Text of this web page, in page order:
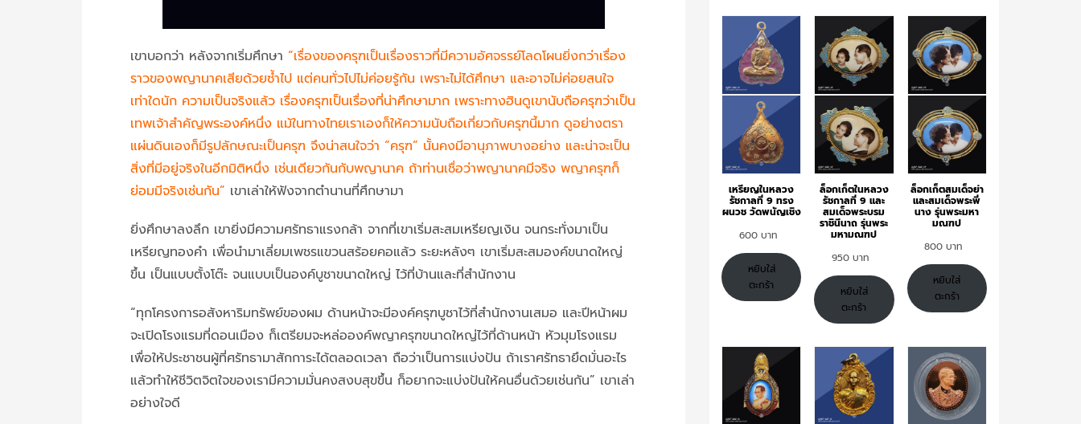
เขาบอกว่า หลังจากเริ่มศึกษา “เรื่องของครุฑเป็นเรื่องราวที่มีความอัศจรรย์โลดโผนยิ่งกว่าเรื่อง
ราวของพญานาคเสียด้วยซ้ำไป แต่คนทั่วไปไม่ค่อยรู้กัน เพราะไม่ได้ศึกษา และอาจไม่ค่อยสนใจ
เท่าใดนัก ความเป็นจริงแล้ว เรื่องครุฑเป็นเรื่องที่น่าศึกษามาก เพราะทางฮินดูเขานับถือครุฑว่าเป็น
เทพเจ้าสำคัญพระองค์หนึ่ง แม้ในทางไทยเราเองก็ให้ความนับถือเกี่ยวกับครุฑนี้มาก ดูอย่างตรา
แผ่นดินเองก็มีรูปลักษณะเป็นครุฑ จึงน่าสนใจว่า “ครุฑ” นั้นคงมีอานุภาพบางอย่าง และน่าจะเป็น
สิ่งที่มีอยู่จริงในอีกมิติหนึ่ง เช่นเดียวกันกับพญานาค ถ้าท่านเชื่อว่าพญานาคมีจริง พญาครุฑก็
ย่อมมีจริงเช่นกัน” เขาเล่าให้ฟังจากตำนานที่ศึกษามา
ยิ่งศึกษาลงลึก เขายิ่งมีความศรัทธาแรงกล้า จากที่เขาเริ่มสะสมเหรียญเงิน จนกระทั่งมาเป็น
เหรียญทองคำ เพื่อนำมาเลี่ยมเพชรแขวนสร้อยคอแล้ว ระยะหลังๆ เขาเริ่มสะสมองค์ขนาดใหญ่
ขึ้น เป็นแบบตั้งโต๊ะ จนแบบเป็นองค์บูชาขนาดใหญ่ ไว้ที่บ้านและที่สำนักงาน
“ทุกโครงการอสังหาริมทรัพย์ของผม ด้านหน้าจะมีองค์ครุฑบูชาไว้ที่สำนักงานเสมอ และปีหน้าผม
จะเปิดโรงแรมที่ดอนเมือง ก็เตรียมจะหล่อองค์พญาครุฑขนาดใหญ่ไว้ที่ด้านหน้า หัวมุมโรงแรม
เพื่อให้ประชาชนผู้ที่ศรัทธามาสักการะได้ตลอดเวลา ถือว่าเป็นการแบ่งปัน ถ้าเราศรัทธายึดมั่นอะไร
แล้วทำให้ชีวิตจิตใจของเรามีความมั่นคงสงบสุขขึ้น ก็อยากจะแบ่งปันให้คนอื่นด้วยเช่นกัน” เขาเล่า
อย่างใจดี
เหรียญในหลวง
รัชกาลที่ 9 ทรง
ผนวช วัดพนัญเชิง
600
หยิบใส่
ตะกร้า
ล็อกเก็ตในหลวง
รัชกาลที่ 9 และ
สมเด็จพระบรม
ราชินีนาถ รุ่นพระ
มหามณฑป
950
หยิบใส่
ตะกร้า
ล็อกเก็ตสมเด็จย่า
และสมเด็จพระพี่
นาง รุ่นพระมหา
มณฑป
800
หยิบใส่
ตะกร้า